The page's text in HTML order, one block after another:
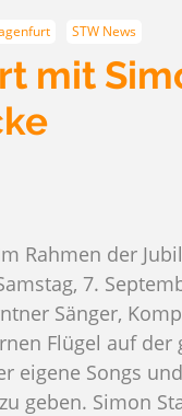
STW News
mit
Rahmen der
7.
Sänger,
Flügel auf
eigene Songs
geben. Simon